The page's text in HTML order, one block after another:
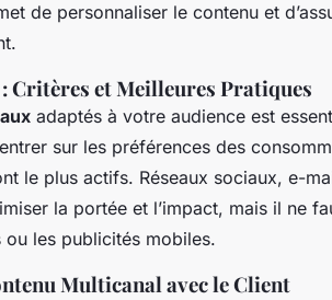
de personnaliser le contenu et
Critères et Meilleures Pratiques
adaptés à votre audience est
sur les préférences des
le plus actifs. Réseaux sociaux, e-
la portée et l’impact, mais il ne
les publicités mobiles.
Multicanal avec le Client